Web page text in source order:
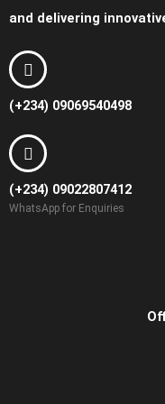
and delivering
(+234) 09069540498
(+234) 09022807412
WhatsApp for Enquiries